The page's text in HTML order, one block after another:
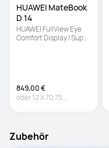
HUAWEI MateBook
D 14
HUAWEI FullView Eye
Comfort Display | Super
849,00 €
oder12X70,75
Zubehör